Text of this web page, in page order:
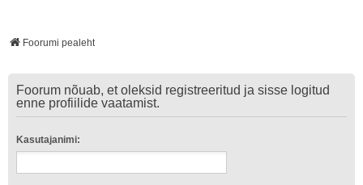
Foorumi pealeht
Foorum nõuab, et oleksid registreeritud ja sisse logitud
enne profiilide vaatamist.
Kasutajanimi: